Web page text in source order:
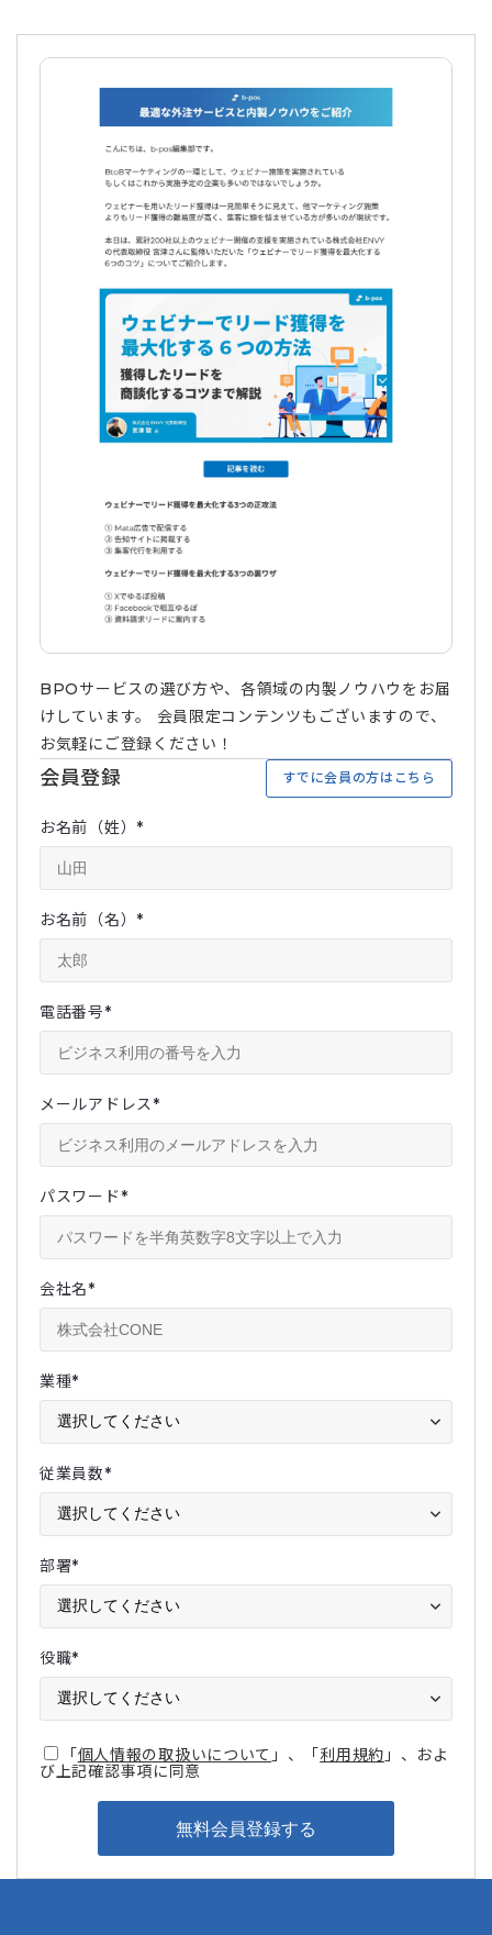
BPOサービスの選び方や、各領域の内製ノウハウをお届
けしています。 会員限定コンテンツもございますので、
お気軽にご登録ください！
会員登録 すでに会員の方はこちら
お名前（姓）*
お名前（名）*
電話番号*
メールアドレス*
パスワード*
会社名*
業種*
従業員数*
部署*
役職*
「個人情報の取扱いについて 」、「利用規約 」、およ
び上記確認事項に同意